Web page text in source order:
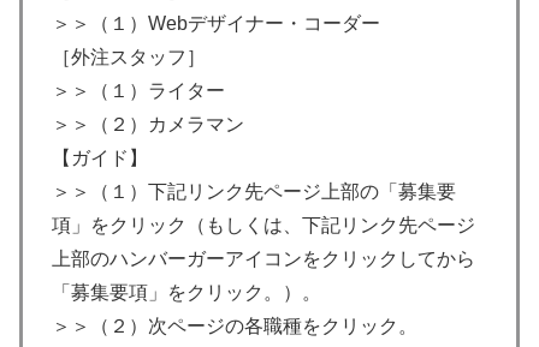
＞＞（１）Webデザイナー・コーダー
［外注スタッフ］
＞＞（１）ライター
＞＞（２）カメラマン
【ガイド】
＞＞（１）下記リンク先ページ上部の「募集要
項」をクリック（もしくは、下記リンク先ページ
上部のハンバーガーアイコンをクリックしてから
「募集要項」をクリック。）。
＞＞（２）次ページの各職種をクリック。